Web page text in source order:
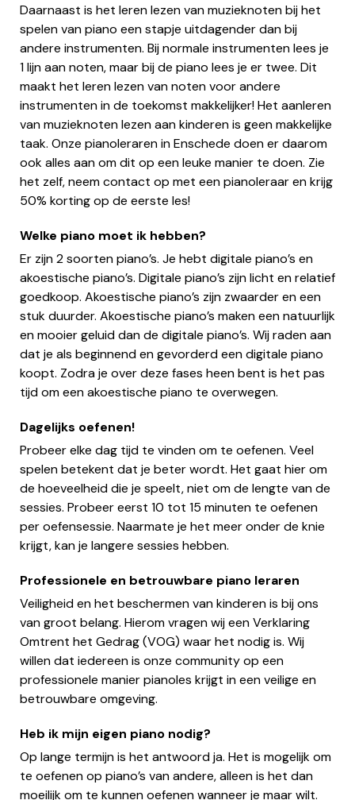
Daarnaast is het leren lezen van muzieknoten bij het
spelen van piano een stapje uitdagender dan bij
andere instrumenten. Bij normale instrumenten lees je
1 lijn aan noten, maar bij de piano lees je er twee. Dit
maakt het leren lezen van noten voor andere
instrumenten in de toekomst makkelijker! Het aanleren
van muzieknoten lezen aan kinderen is geen makkelijke
taak. Onze pianoleraren in Enschede doen er daarom
ook alles aan om dit op een leuke manier te doen. Zie
het zelf, neem contact op met een pianoleraar en krijg
50% korting op de eerste les!
Welke piano moet ik hebben?
Er zijn 2 soorten piano’s. Je hebt digitale piano’s en
akoestische piano’s. Digitale piano’s zijn licht en relatief
goedkoop. Akoestische piano’s zijn zwaarder en een
stuk duurder. Akoestische piano’s maken een natuurlijk
en mooier geluid dan de digitale piano’s. Wij raden aan
dat je als beginnend en gevorderd een digitale piano
koopt. Zodra je over deze fases heen bent is het pas
tijd om een akoestische piano te overwegen.
Dagelijks oefenen!
Probeer elke dag tijd te vinden om te oefenen. Veel
spelen betekent dat je beter wordt. Het gaat hier om
de hoeveelheid die je speelt, niet om de lengte van de
sessies. Probeer eerst 10 tot 15 minuten te oefenen
per oefensessie. Naarmate je het meer onder de knie
krijgt, kan je langere sessies hebben.
Professionele en betrouwbare piano leraren
Veiligheid en het beschermen van kinderen is bij ons
van groot belang. Hierom vragen wij een Verklaring
Omtrent het Gedrag (VOG) waar het nodig is. Wij
willen dat iedereen is onze community op een
professionele manier pianoles krijgt in een veilige en
betrouwbare omgeving.
Heb ik mijn eigen piano nodig?
Op lange termijn is het antwoord ja. Het is mogelijk om
te oefenen op piano’s van andere, alleen is het dan
moeilijk om te kunnen oefenen wanneer je maar wilt.